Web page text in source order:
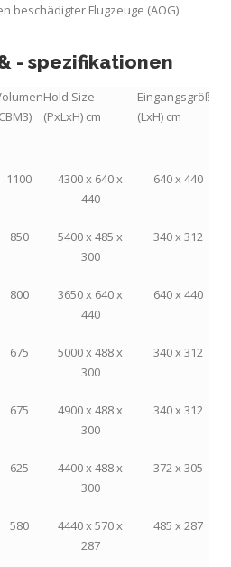
beschädigter Flugzeuge (AOG).
- spezifikationen
Hold Size
(PxLxH) cm
Eingangsgröße
(LxH) cm
1100
4300 x 640 x
440
640 x 440
850
5400 x 485 x
300
340 x 312
800
3650 x 640 x
440
640 x 440
675
5000 x 488 x
300
340 x 312
675
4900 x 488 x
300
340 x 312
625
4400 x 488 x
300
372 x 305
580
4440 x 570 x
287
485 x 287